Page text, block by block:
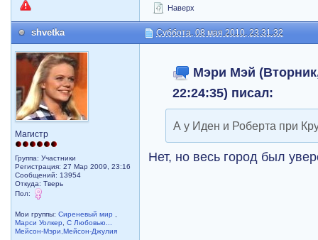
Наверх
shvetka Суббота, 08 мая 2010, 23:31:32
Магистр
Группа: Участники
Регистрация: 27 Мар 2009, 23:16
Сообщений: 13954
Откуда: Тверь
Пол:
Мои группы:Сиреневый мир
Марси Уолкер
,С Любовью...
Мейсон-Мэри,Мейсон-Джулия
Мэри Мэй
22:24:35) писал:
А у Иден и Роберта при
Нет, но весь город был